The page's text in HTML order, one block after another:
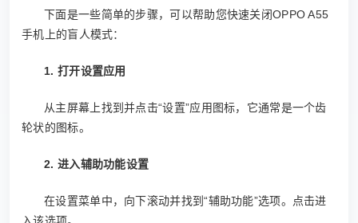
下面是一些简单的步骤，可以帮助您快速关闭OPPO A55
手机上的盲人模式：
1. 打开设置应用
从主屏幕上找到并点击“设置”应用图标，它通常是一个齿
轮状的图标。
2. 进入辅助功能设置
在设置菜单中，向下滚动并找到“辅助功能”选项。点击进